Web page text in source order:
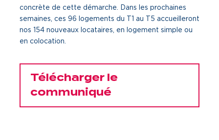
Nos métiers
Notre culture
concrète de cette démarche. Dans les prochaines
semaines, ces 96 logements du T1 au T5 accueilleront
nos 154 nouveaux locataires, en logement simple ou
en colocation.
Télécharger le
communiqué